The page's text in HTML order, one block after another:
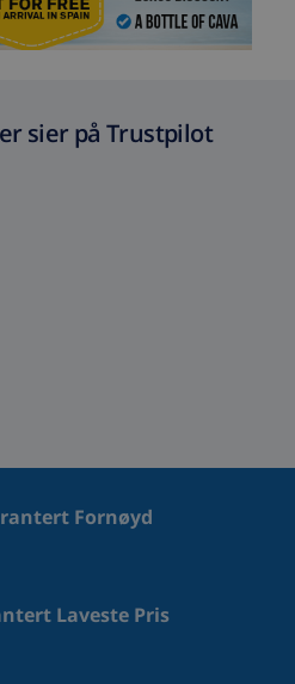
sier på Trustpilot
Fornøyd
Laveste Pris